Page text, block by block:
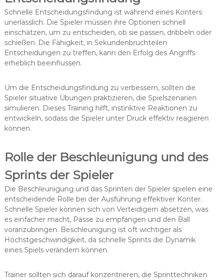
Schnelle Entscheidungsfindung ist während eines Konters
unerlässlich. Die Spieler müssen ihre Optionen schnell
einschätzen, um zu entscheiden, ob sie passen, dribbeln oder
schießen. Die Fähigkeit, in Sekundenbruchteilen
Entscheidungen zu treffen, kann den Erfolg des Angriffs
erheblich beeinflussen.
Um die Entscheidungsfindung zu verbessern, sollten die
Spieler situative Übungen praktizieren, die Spielszenarien
simulieren. Dieses Training hilft, instinktive Reaktionen zu
entwickeln, sodass die Spieler unter Druck effektiv reagieren
können.
Rolle der Beschleunigung und des
Sprints der Spieler
Die Beschleunigung und das Sprinten der Spieler spielen eine
entscheidende Rolle bei der Ausführung effektiver Konter.
Schnelle Spieler können sich von Verteidigern absetzen, was
es einfacher macht, Pässe zu empfangen und den Ball
voranzubringen. Beschleunigung ist oft wichtiger als
Höchstgeschwindigkeit, da schnelle Sprints die Dynamik
eines Spiels verändern können.
Trainer sollten sich darauf konzentrieren, die Sprinttechniken